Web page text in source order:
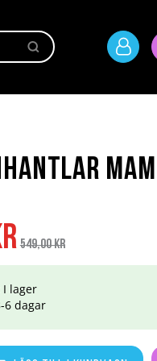
Sök
Mitt
pris
549,00 kr
I lager
6 dagar